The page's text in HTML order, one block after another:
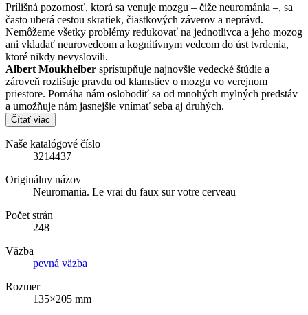
Prílišná pozornosť, ktorá sa venuje mozgu – čiže neurománia –, sa
často uberá cestou skratiek, čiastkových záverov a neprávd.
Nemôžeme všetky problémy redukovať na jednotlivca a jeho mozog
ani vkladať neurovedcom a kognitívnym vedcom do úst tvrdenia,
ktoré nikdy nevyslovili.
Albert Moukheiber sprístupňuje najnovšie vedecké štúdie a
zároveň rozlišuje pravdu od klamstiev o mozgu vo verejnom
priestore. Pomáha nám oslobodiť sa od mnohých mylných predstáv
a umožňuje nám jasnejšie vnímať seba aj druhých.
Čítať viac
Naše katalógové číslo
3214437
Originálny názov
Neuromania. Le vrai du faux sur votre cerveau
Počet strán
248
Väzba
pevná väzba
Rozmer
135×205 mm